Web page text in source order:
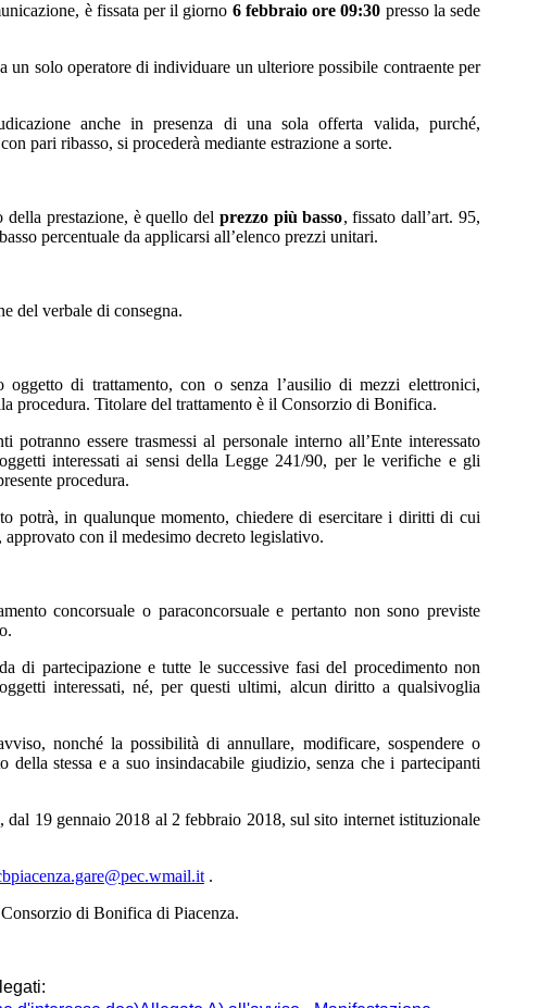
è fissata per il giorno 6 febbraio ore 09:30 presso la sede
solo operatore di individuare un ulteriore possibile contraente per
anche in presenza di una sola offerta valida, purché,
pari ribasso, si procederà mediante estrazione a sorte.
prestazione, è quello del prezzo più basso, fissato dall’art. 95,
percentuale da applicarsi all’elenco prezzi unitari.
del verbale di consegna.
di trattamento, con o senza l’ausilio di mezzi elettronici,
procedura. Titolare del trattamento è il Consorzio di Bonifica.
essere trasmessi al personale interno all’Ente interessato
interessati ai sensi della Legge 241/90, per le verifiche e gli
procedura.
potrà, in qualunque momento, chiedere di esercitare i diritti di cui
con il medesimo decreto legislativo.
concorsuale o paraconcorsuale e pertanto non sono previste
di partecipazione e tutte le successive fasi del procedimento non
interessati, né, per questi ultimi, alcun diritto a qualsivoglia
nonché la possibilità di annullare, modificare, sospendere o
stessa e a suo insindacabile giudizio, senza che i partecipanti
19 gennaio 2018 al 2 febbraio 2018, sul sito internet istituzionale
.
di Bonifica di Piacenza.